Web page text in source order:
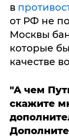
в
от РФ не
Москвы
которые
качестве
"А чем
скажите